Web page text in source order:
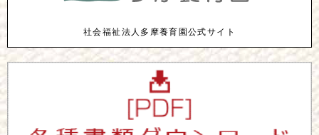
社会福祉法人多摩養育園公式サイト